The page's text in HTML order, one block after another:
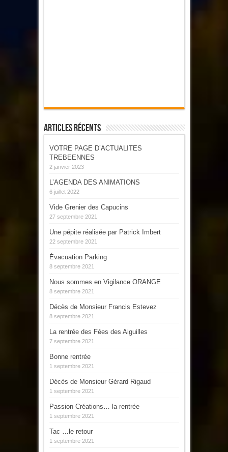
Articles Récents
VOTRE PAGE D’ACTUALITES
TREBEENNES
2 janvier 2023
L’AGENDA DES ANIMATIONS
6 juillet 2022
Vide Grenier des Capucins
27 septembre 2021
Une pépite réalisée par Patrick Imbert
22 septembre 2021
Évacuation Parking
8 septembre 2021
Nous sommes en Vigilance ORANGE
8 septembre 2021
Décès de Monsieur Francis Estevez
8 septembre 2021
La rentrée des Fées des Aiguilles
7 septembre 2021
Bonne rentrée
1 septembre 2021
Décès de Monsieur Gérard Rigaud
1 septembre 2021
Passion Créations… la rentrée
1 septembre 2021
Tac …le retour
1 septembre 2021